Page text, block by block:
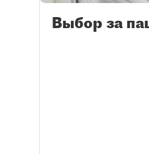
Выбор за